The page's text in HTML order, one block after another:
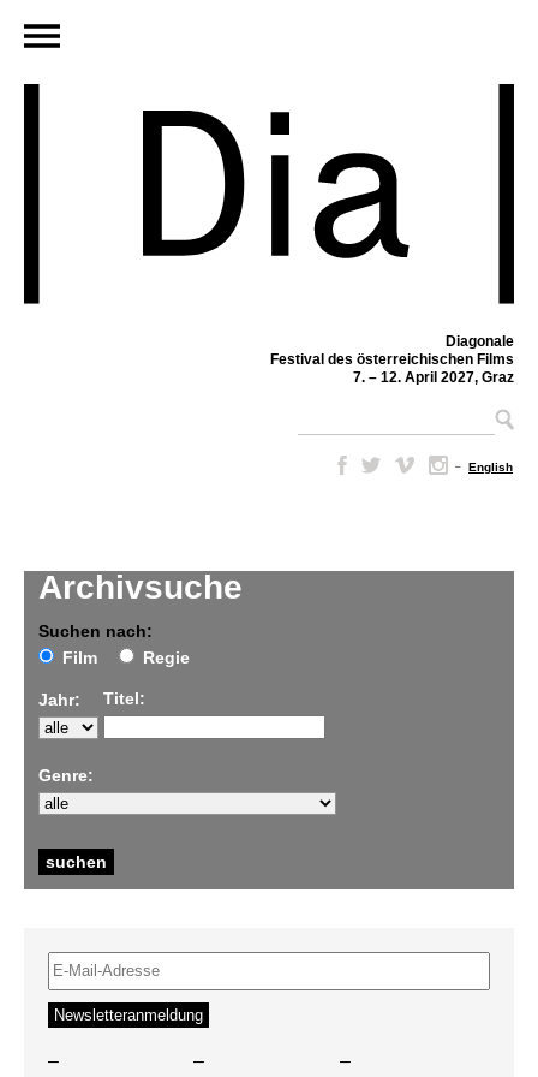
Diagonale
Festival des österreichischen Films
7. – 12. April 2027, Graz
– English
Archivsuche
Suchen nach:
Film
Regie
Jahr: Titel:
Genre:
– – –